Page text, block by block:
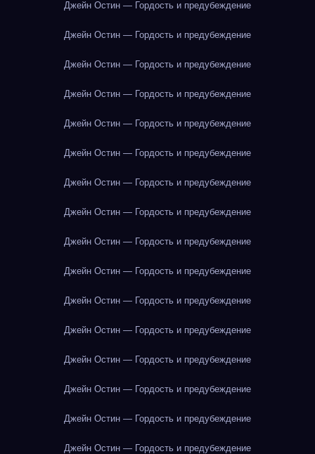
Джейн Остин — Гордость и предубеждение
Джейн Остин — Гордость и предубеждение
Джейн Остин — Гордость и предубеждение
Джейн Остин — Гордость и предубеждение
Джейн Остин — Гордость и предубеждение
Джейн Остин — Гордость и предубеждение
Джейн Остин — Гордость и предубеждение
Джейн Остин — Гордость и предубеждение
Джейн Остин — Гордость и предубеждение
Джейн Остин — Гордость и предубеждение
Джейн Остин — Гордость и предубеждение
Джейн Остин — Гордость и предубеждение
Джейн Остин — Гордость и предубеждение
Джейн Остин — Гордость и предубеждение
Джейн Остин — Гордость и предубеждение
Джейн Остин — Гордость и предубеждение